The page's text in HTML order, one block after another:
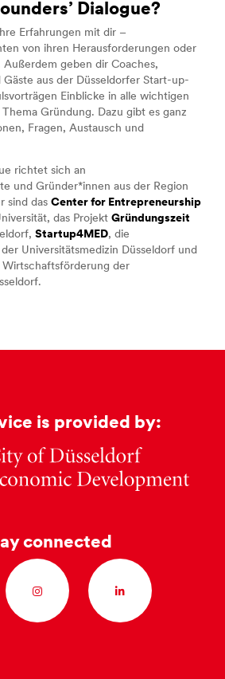
Dialogue?
Erfahrungen mit dir –
von ihren Herausforderungen oder
geben dir Coaches,
aus der Düsseldorfer Start-up-
Einblicke in alle wichtigen
Gründung. Dazu gibt es ganz
Fragen, Austausch und
richtet sich an
und Gründer*innen aus der Region
sind das Center for Entrepreneurship
das Projekt Gründungszeit
Startup4MED, die
Universitätsmedizin Düsseldorf und
Wirtschaftsförderung der
is provided by:
connected